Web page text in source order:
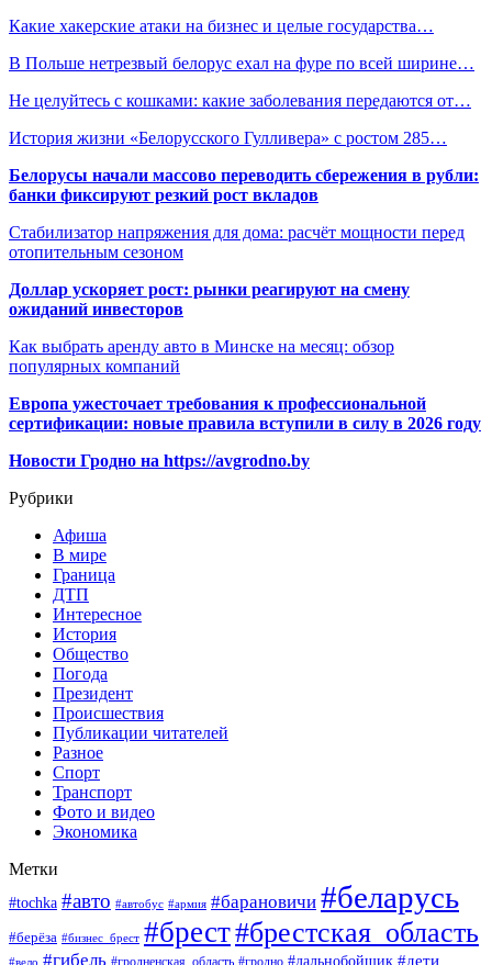
Какие хакерские атаки на бизнес и целые государства…
В Польше нетрезвый белорус ехал на фуре по всей ширине…
Не целуйтесь с кошками: какие заболевания передаются от…
История жизни «Белорусского Гулливера» с ростом 285…
Белорусы начали массово переводить сбережения в рубли:
банки фиксируют резкий рост вкладов
Стабилизатор напряжения для дома: расчёт мощности перед
отопительным сезоном
Доллар ускоряет рост: рынки реагируют на смену
ожиданий инвесторов
Как выбрать аренду авто в Минске на месяц: обзор
популярных компаний
Европа ужесточает требования к профессиональной
сертификации: новые правила вступили в силу в 2026 году
Новости Гродно на https://avgrodno.by
Рубрики
Афиша
В мире
Граница
ДТП
Интересное
История
Общество
Погода
Президент
Происшествия
Публикации читателей
Разное
Спорт
Транспорт
Фото и видео
Экономика
Метки
#tochka #авто #автобус #армия #барановичи #беларусь
#берёза #бизнес_брест #брест#брестская_область
#вело #гибель #гродненская_область #гродно #дальнобойщик #дети